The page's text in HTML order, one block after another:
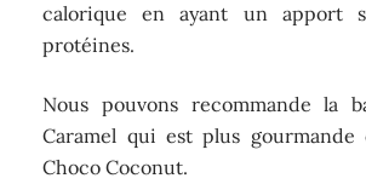
calorique en ayant un apport
protéines.
Nous pouvons recommande la
Caramel qui est plus gourmande
Choco Coconut.